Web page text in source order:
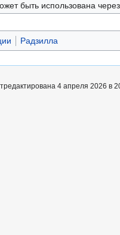
быть использована
Радзилла
4 апреля 2026 в